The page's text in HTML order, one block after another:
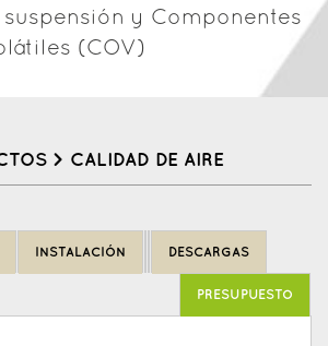
suspensión y Componentes
(COV)
> CALIDAD DE AIRE
INSTALACIÓN DESCARGAS
PRESUPUESTO